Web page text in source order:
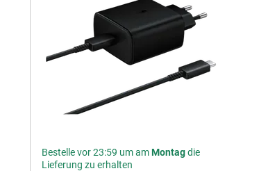
Bestelle vor 23:59 um amMontagdie
Lieferung zu erhalten